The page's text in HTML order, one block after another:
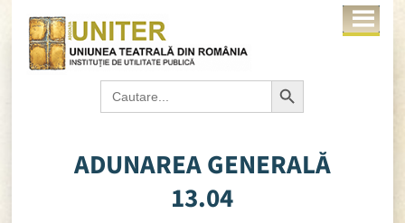
Search
for:
Search Button
ADUNAREA GENERALĂ
13.04